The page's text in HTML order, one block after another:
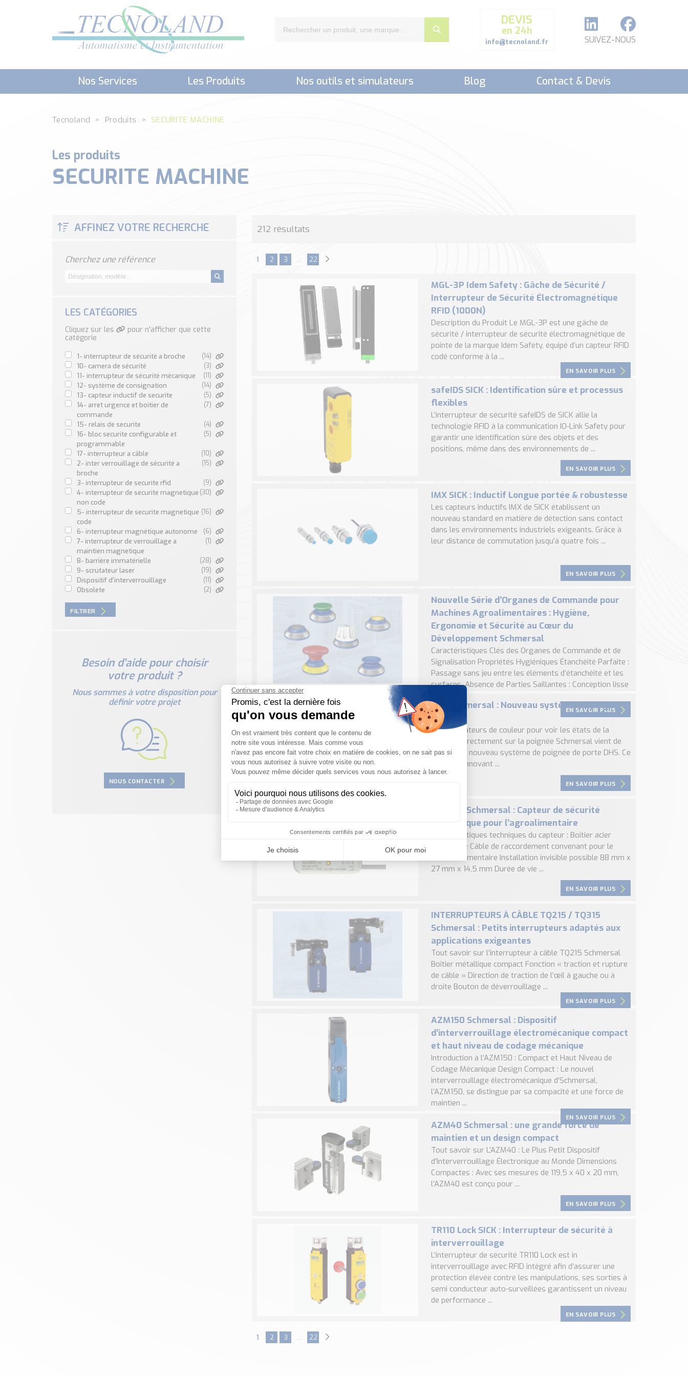
DEVIS
en 24h
info@tecnoland.fr SUIVEZ-NOUS
Nos Services Les Produits Nos outils et simulateurs Blog Contact & Devis
Tecnoland Produits SECURITE MACHINE
Les produits
SECURITE MACHINE
AFFINEZ VOTRE RECHERCHE
Cherchez une référence
LES CATÉGORIES
Cliquez sur les
pour n'afficher que cette
catégorie
1- interrupteur de sécurité a broche (14)
10- camera de sécurité (3)
11- interrupteur de sécurité mécanique (11)
12- système de consignation (14)
13- capteur inductif de securite (5)
14- arret urgence et boitier de
commande
(7)
15- relais de securite (4)
16- bloc securite configurable et
programmable
(5)
17- interrupteur a câble (10)
2- inter verrouillage de sécurité a
broche
(15)
3- interrupteur de securite rfid (9)
4- interrupteur de securite magnetique
non code
(30)
5- interrupteur de securite magnetique
code
(16)
6- interrupteur magnétique autonome (6)
7- interrupteur de verrouillage a
maintien magnetique
(1)
8- barrière immatérielle (28)
9- scrutateur laser (19)
dispositif d'interverrouillage (11)
obsolete (2)
FILTRER
Besoin d'aide pour choisir
votre produit ?
Nous sommes à votre disposition pour
définir votre projet
NOUS CONTACTER
212 résultats
1 2 3 … 22
MGL-3P Idem Safety : Gâche de Sécurité /
Interrupteur de Sécurité Électromagnétique
RFID (1000N)
Description du Produit Le MGL-3P est une gâche de
sécurité / interrupteur de sécurité électromagnétique de
pointe de la marque Idem Safety, équipé d’un capteur RFID
codé conforme à la ...
EN SAVOIR PLUS
safeIDS SICK : Identification sûre et processus
flexibles
L’interrupteur de sécurité safeIDS de SICK allie la
technologie RFID à la communication IO-Link Safety pour
garantir une identification sûre des objets et des
positions, même dans des environnements de ...
EN SAVOIR PLUS
IMX SICK : Inductif Longue portée & robustesse
Les capteurs inductifs IMX de SICK établissent un
nouveau standard en matière de détection sans contact
dans les environnements industriels exigeants. Grâce à
leur distance de commutation jusqu’à quatre fois ...
EN SAVOIR PLUS
Nouvelle Série d’Organes de Commande pour
Machines Agroalimentaires : Hygiène,
Ergonomie et Sécurité au Cœur du
Développement Schmersal
Caractéristiques Clés des Organes de Commande et de
Signalisation Propriétés Hygiéniques Étanchéité Parfaite :
Passage sans jeu entre les éléments d’étanchéité et les
surfaces. Absence de Parties Saillantes : Conception lisse
pour ...
EN SAVOIR PLUS
DHS Schmersal : Nouveau système de poignée
de porte
Avec indicateurs de couleur pour voir les états de la
machine directement sur la poignée Schmersal vient de
lancer son nouveau système de poignée de porte DHS. Ce
système innovant ...
EN SAVOIR PLUS
BNS40S Schmersal : Capteur de sécurité
magnétique pour l’agroalimentaire
Caractéristiques techniques du capteur : Boîtier acier
inoxydable Câble de raccordement convenant pour le
secteur alimentaire Installation invisible possible 88 mm x
27 mm x 14,5 mm Durée de vie ...
EN SAVOIR PLUS
INTERRUPTEURS À CÂBLE TQ215 / TQ315
Schmersal : Petits interrupteurs adaptés aux
applications exigeantes
Tout savoir sur l’interrupteur à câble TQ215 Schmersal
Boîtier métallique compact Fonction « traction et rupture
de câble » Direction de traction de l’œil à gauche ou à
droite Bouton de déverrouillage ...
EN SAVOIR PLUS
AZM150 Schmersal : Dispositif
d’interverrouillage électromécanique compact
et haut niveau de codage mécanique
Introduction à l’AZM150 : Compact et Haut Niveau de
Codage Mécanique Design Compact : Le nouvel
interverrouillage électromécanique d’Schmersal,
l’AZM150, se distingue par sa compacité et une force de
maintien ...
EN SAVOIR PLUS
AZM40 Schmersal : une grande force de
maintien et un design compact
Tout savoir sur L’AZM40 : Le Plus Petit Dispositif
d’Interverrouillage Électronique au Monde Dimensions
Compactes : Avec ses mesures de 119,5 x 40 x 20 mm,
l’AZM40 est conçu pour ...
EN SAVOIR PLUS
TR110 Lock SICK : Interrupteur de sécurité à
interverrouillage
L’interrupteur de sécurité TR110 Lock est in
interverrouillage avec RFID intégré afin d’assurer une
protection élevée contre les manipulations, ses sorties à
semi conducteur auto-surveillées garantissent un niveau
de performance ...
EN SAVOIR PLUS
1 2 3 … 22